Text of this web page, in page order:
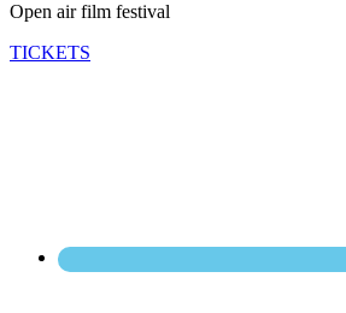
Open air film festival
TICKETS